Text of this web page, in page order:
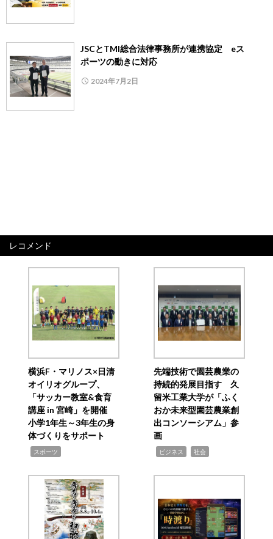
JSCとTMI総合法律事務所が連携協定 eス
ポーツの動きに対応
2024年7月2日
レコメンド
横浜F・マリノス×日清
オイリオグループ、
「サッカー教室&食育
講座 in 宮崎」を開催
小学1年生～3年生の身
体づくりをサポート
スポーツ
先端技術で園芸農業の
持続的発展目指す 久
留米工業大学が「ふく
おか未来型園芸農業創
出コンソーシアム」参
画
ビジネス 社会